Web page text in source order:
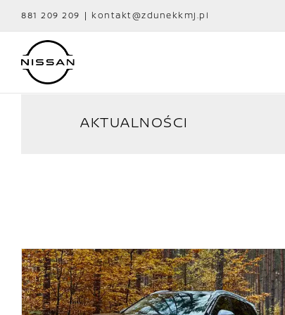
zawartości
881 209 209 | kontakt@zdunekkmj.pl
AKTUALNOŚCI